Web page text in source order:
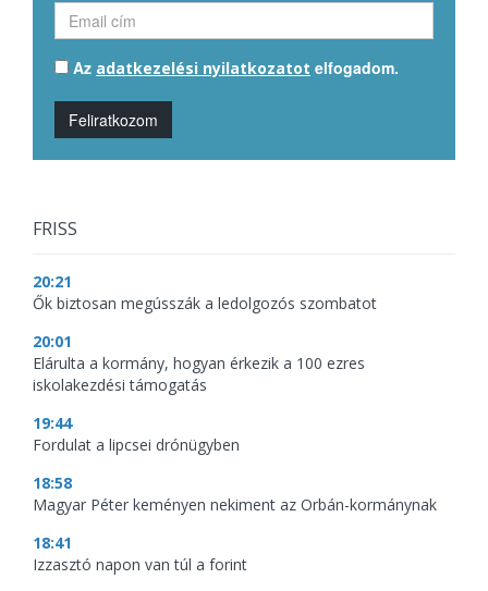
Az adatkezelési nyilatkozatot elfogadom.
Feliratkozom
FRISS
20:21
Ők biztosan megússzák a ledolgozós szombatot
20:01
Elárulta a kormány, hogyan érkezik a 100 ezres
iskolakezdési támogatás
19:44
Fordulat a lipcsei drónügyben
18:58
Magyar Péter keményen nekiment az Orbán-kormánynak
18:41
Izzasztó napon van túl a forint